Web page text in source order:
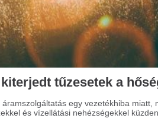
Újból több helyen nem
működött a kártyás fizetés!